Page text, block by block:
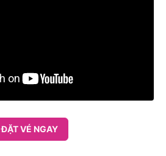
ĐẶT VÉ NGAY